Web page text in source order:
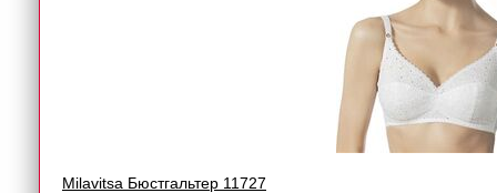
Milavitsa Бюстгальтер 11727